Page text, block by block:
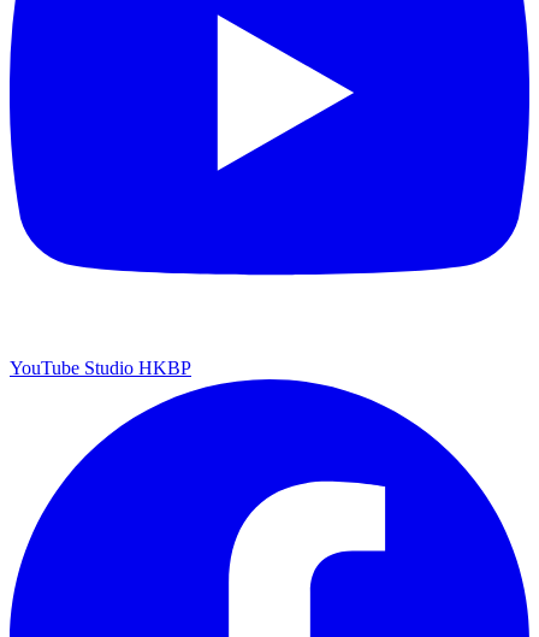
YouTube Studio HKBP